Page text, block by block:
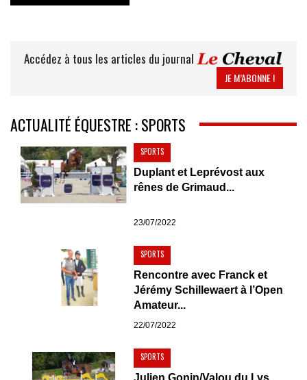
Accédez à tous les articles du journal
JE M’ABONNE !
ACTUALITÉ ÉQUESTRE : SPORTS
SPORTS
Duplant et Leprévost aux
rênes de Grimaud...
23/07/2022
SPORTS
Rencontre avec Franck et
Jérémy Schillewaert à l’Open
Amateur...
22/07/2022
SPORTS